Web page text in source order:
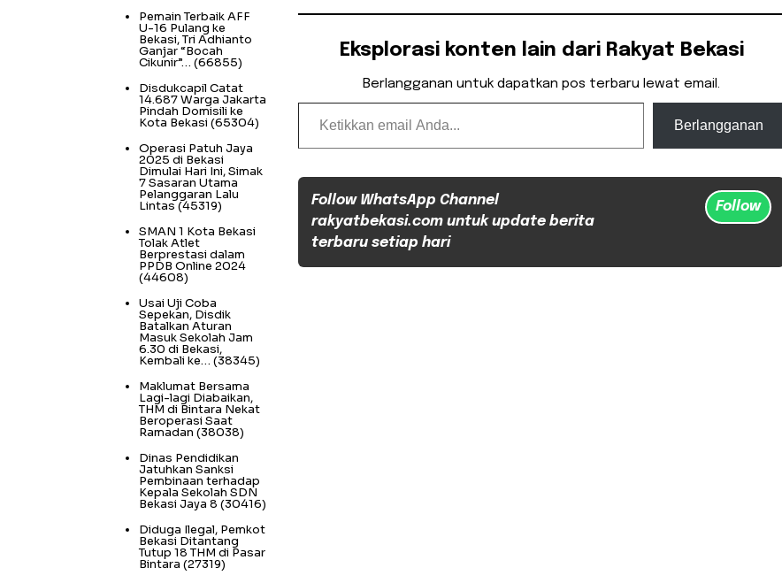
Eksplorasi konten lain dari Rakyat Bekasi
Berlangganan untuk dapatkan pos terbaru lewat email.
Ketikkan email Anda...
Berlangganan
Follow WhatsApp Channel
rakyatbekasi.com untuk update berita
terbaru setiap hari
Follow
Pemain Terbaik AFF
U-16 Pulang ke
Bekasi, Tri Adhianto
Ganjar “Bocah
Cikunir”… (66855)
Disdukcapil Catat
14.687 Warga Jakarta
Pindah Domisili ke
Kota Bekasi (65304)
Operasi Patuh Jaya
2025 di Bekasi
Dimulai Hari Ini, Simak
7 Sasaran Utama
Pelanggaran Lalu
Lintas(45319)
SMAN 1 Kota Bekasi
Tolak Atlet
Berprestasi dalam
PPDB Online 2024
(44608)
Usai Uji Coba
Sepekan, Disdik
Batalkan Aturan
Masuk Sekolah Jam
6.30 di Bekasi,
Kembali ke… (38345)
Maklumat Bersama
Lagi-lagi Diabaikan,
THM di Bintara Nekat
Beroperasi Saat
Ramadan (38038)
Dinas Pendidikan
Jatuhkan Sanksi
Pembinaan terhadap
Kepala Sekolah SDN
Bekasi Jaya 8 (30416)
Diduga Ilegal, Pemkot
Bekasi Ditantang
Tutup 18 THM di Pasar
Bintara (27319)